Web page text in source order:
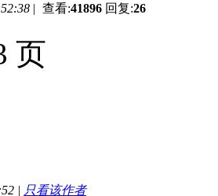
| 查看:41896 回复:26
页
| 只看该作者